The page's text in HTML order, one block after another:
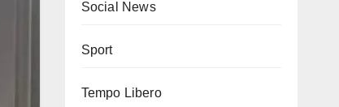
Social News
Sport
Tempo Libero